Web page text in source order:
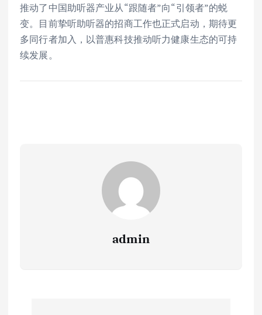
推动了中国助听器产业从“跟随者”向“引领者”的蜕
变。目前挚听助听器的招商工作也正式启动，期待更
多同行者加入，以普惠科技推动听力健康生态的可持
续发展。
admin